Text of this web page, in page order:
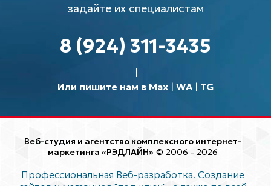
задайте их специалистам
8 (924) 311-3435
Или пишите нам в Max| WA| TG
Веб-студия и агентство комплексного интернет-
маркетинга «РЭДЛАЙН» © 2006 - 2026
Профессиональная Веб-разработка. Создание